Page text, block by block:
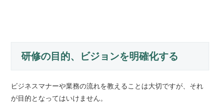
研修の目的、ビジョンを明確化する
ビジネスマナーや業務の流れを教えることは大切ですが、それ
が目的となってはいけません。